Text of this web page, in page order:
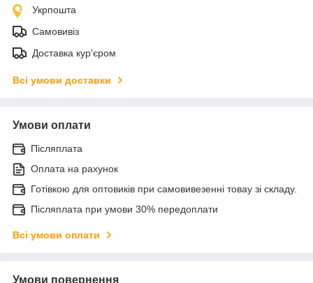
Укрпошта
Самовивіз
Доставка кур'єром
Всі умови доставки
Умови оплати
Післяплата
Оплата на рахунок
Готівкою для оптовиків при самовивезенні товау зі складу.
Післяплата при умови 30% передоплати
Всі умови оплати
Умови повернення